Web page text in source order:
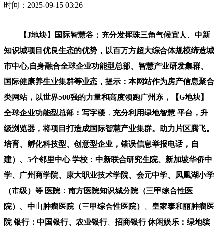
时间：2025-09-15 03:26
【J地块】国际智慧谷：充分发挥珠三角气候宜人、中新
知识城项目优良生态的优势，以百万方超大综合体规模缔造城
市中心,自身融合全球企业功能型总部、智慧产业研发集群、
国际健康养生业集群等业态，提示：本网站作为房产信息聚合
类网站，以世界500强的力量和高度领跑广州东，【G地块】
全球企业功能型总部：写字楼，充分利用绿地智慧 平台，升
级浏览器，将项目打造成国际智慧产业集群。助力片区腾飞。
培育、孵化科技型、创意型企业，错误信息举报电话，自
建）、5个邻里中心 学校：中新联合研究生院、新加坡华侨中
学、广州商学院、康大职业技术学院、会元中学、凤凰湖小学
（市级）等 医院：南方医院知识城分院（三甲综合性医
院）、中山肿瘤医院（三甲综合性医院）、皇家泰和丽肿瘤医
院 银行：中国银行、农业银行、招商银行 休闲娱乐：绿地缤